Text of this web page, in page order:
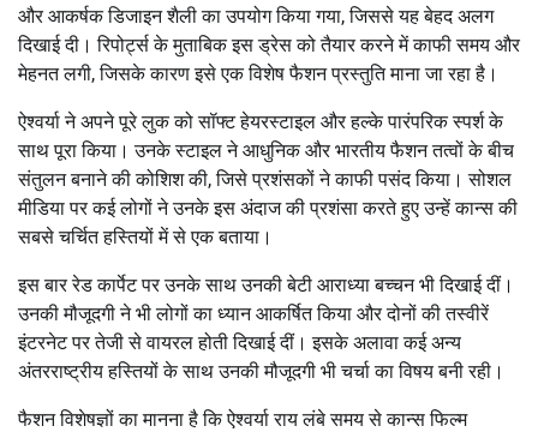
और आकर्षक डिजाइन शैली का उपयोग किया गया, जिससे यह बेहद अलग
दिखाई दी। रिपोर्ट्स के मुताबिक इस ड्रेस को तैयार करने में काफी समय और
मेहनत लगी, जिसके कारण इसे एक विशेष फैशन प्रस्तुति माना जा रहा है।
ऐश्वर्या ने अपने पूरे लुक को सॉफ्ट हेयरस्टाइल और हल्के पारंपरिक स्पर्श के
साथ पूरा किया। उनके स्टाइल ने आधुनिक और भारतीय फैशन तत्वों के बीच
संतुलन बनाने की कोशिश की, जिसे प्रशंसकों ने काफी पसंद किया। सोशल
मीडिया पर कई लोगों ने उनके इस अंदाज की प्रशंसा करते हुए उन्हें कान्स की
सबसे चर्चित हस्तियों में से एक बताया।
इस बार रेड कार्पेट पर उनके साथ उनकी बेटी आराध्या बच्चन भी दिखाई दीं।
उनकी मौजूदगी ने भी लोगों का ध्यान आकर्षित किया और दोनों की तस्वीरें
इंटरनेट पर तेजी से वायरल होती दिखाई दीं। इसके अलावा कई अन्य
अंतरराष्ट्रीय हस्तियों के साथ उनकी मौजूदगी भी चर्चा का विषय बनी रही।
फैशन विशेषज्ञों का मानना है कि ऐश्वर्या राय लंबे समय से कान्स फिल्म